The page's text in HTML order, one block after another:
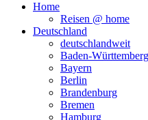
Home
Reisen @ home
Deutschland
deutschlandweit
Baden-Württemberg
Bayern
Berlin
Brandenburg
Bremen
Hamburg